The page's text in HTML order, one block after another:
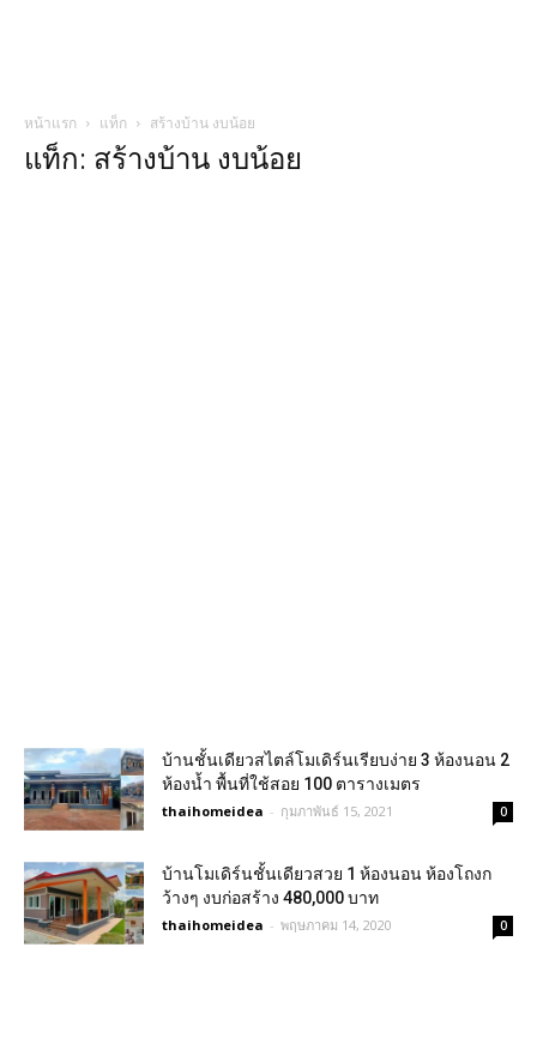
หน้าแรก แท็ก สร้างบ้าน งบน้อย
แท็ก: สร้างบ้าน งบน้อย
บ้านชั้นเดียวสไตล์โมเดิร์นเรียบง่าย 3 ห้องนอน 2
ห้องน้ำ พื้นที่ใช้สอย 100 ตารางเมตร
thaihomeidea - กุมภาพันธ์ 15, 2021 0
บ้านโมเดิร์นชั้นเดียวสวย 1 ห้องนอน ห้องโถงก
ว้างๆ งบก่อสร้าง 480,000 บาท
thaihomeidea - พฤษภาคม 14, 2020 0